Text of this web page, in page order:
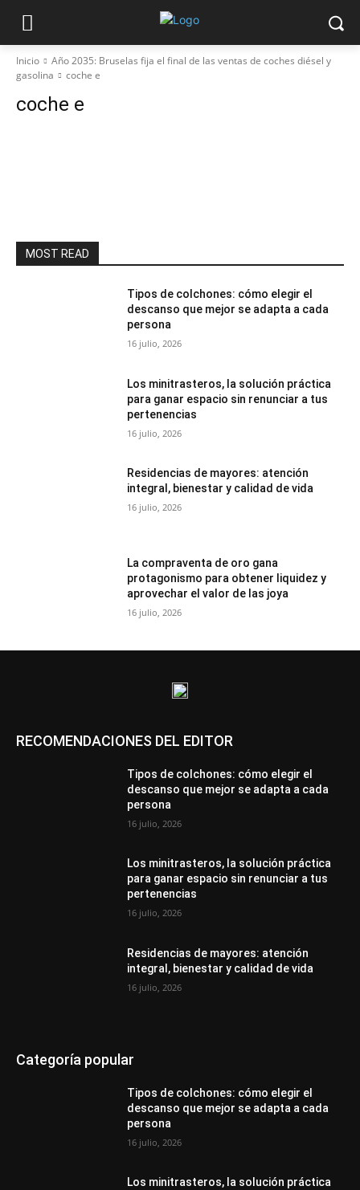
Inicio
Año 2035: Bruselas fija el final de las ventas de coches diésel y
gasolina
coche e
coche e
MOST READ
Tipos de colchones: cómo elegir el
descanso que mejor se adapta a cada
persona
16 julio, 2026
Los minitrasteros, la solución práctica
para ganar espacio sin renunciar a tus
pertenencias
16 julio, 2026
Residencias de mayores: atención
integral, bienestar y calidad de vida
16 julio, 2026
La compraventa de oro gana
protagonismo para obtener liquidez y
aprovechar el valor de las joya
16 julio, 2026
RECOMENDACIONES DEL EDITOR
Tipos de colchones: cómo elegir el
descanso que mejor se adapta a cada
persona
16 julio, 2026
Los minitrasteros, la solución práctica
para ganar espacio sin renunciar a tus
pertenencias
16 julio, 2026
Residencias de mayores: atención
integral, bienestar y calidad de vida
16 julio, 2026
Categoría popular
Tipos de colchones: cómo elegir el
descanso que mejor se adapta a cada
persona
16 julio, 2026
Los minitrasteros, la solución práctica